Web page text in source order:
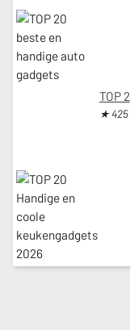
TOP
★ 425